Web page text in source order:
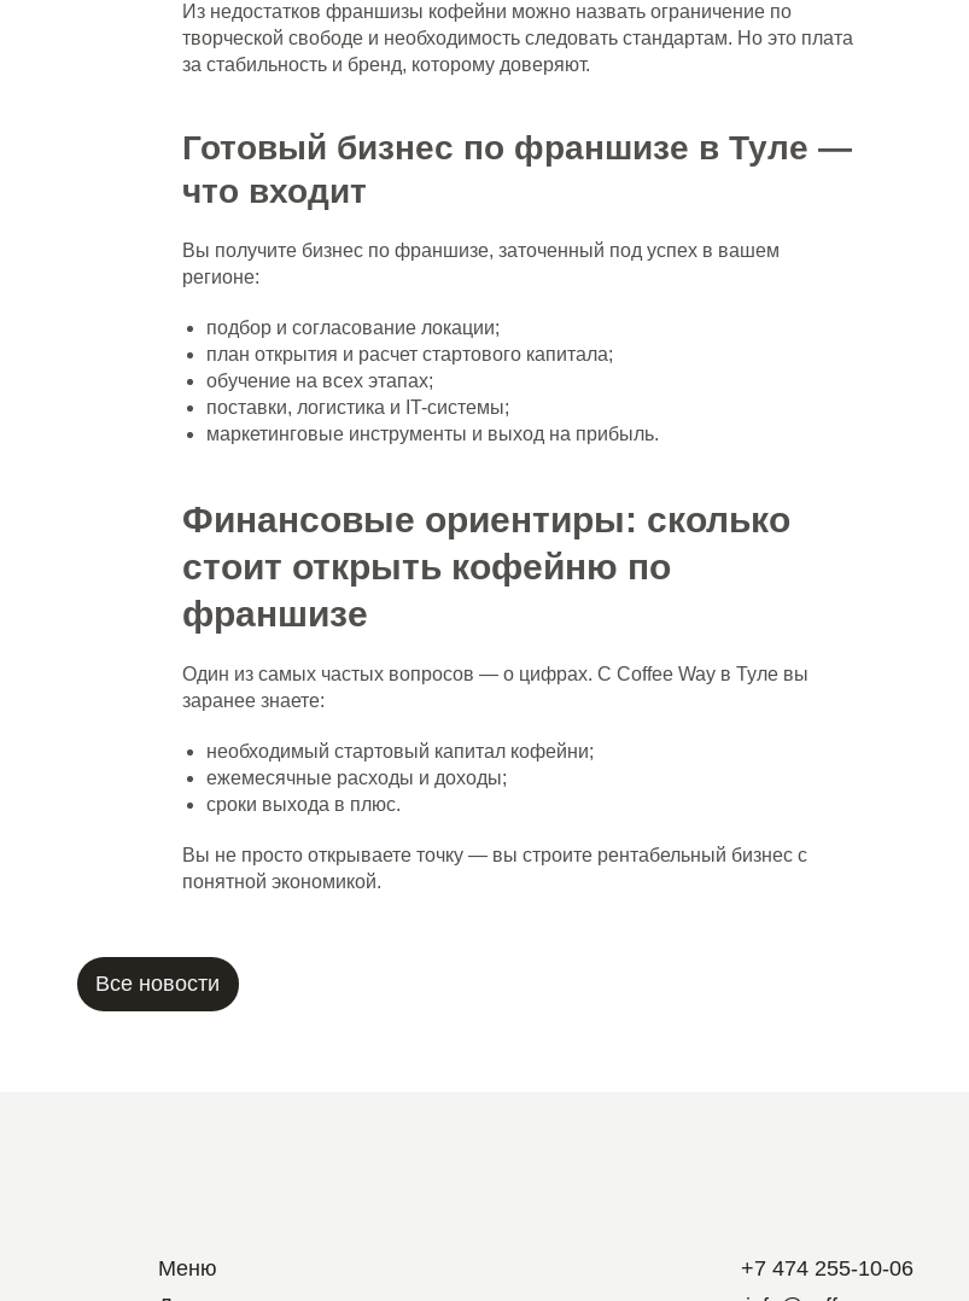
Из недостатков франшизы кофейни можно назвать ограничение по
творческой свободе и необходимость следовать стандартам. Но это плата
за стабильность и бренд, которому доверяют.
Готовый бизнес по франшизе в Туле —
что входит
Вы получите бизнес по франшизе, заточенный под успех в вашем
регионе:
подбор и согласование локации;
план открытия и расчет стартового капитала;
обучение на всех этапах;
поставки, логистика и IT-системы;
маркетинговые инструменты и выход на прибыль.
Финансовые ориентиры: сколько
стоит открыть кофейню по
франшизе
Один из самых частых вопросов — о цифрах. С Coffee Way в Туле вы
заранее знаете:
необходимый стартовый капитал кофейни;
ежемесячные расходы и доходы;
сроки выхода в плюс.
Вы не просто открываете точку — вы строите рентабельный бизнес с
понятной экономикой.
Согласие на обработку персональных данных
Пользовательское соглашение
Абрамов
Для
гостя
Новости